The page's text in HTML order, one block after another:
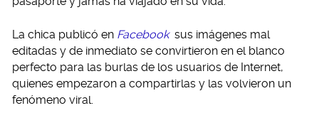
La chica publicó en Facebook sus imágenes mal
editadas y de inmediato se convirtieron en el blanco
perfecto para las burlas de los usuarios de Internet,
quienes empezaron a compartirlas y las volvieron un
fenómeno viral.